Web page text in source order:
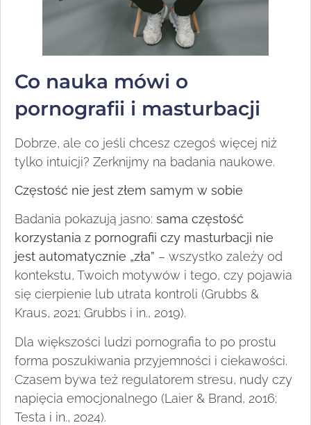
Co nauka mówi o
pornografii i masturbacji
Dobrze, ale co jeśli chcesz czegoś więcej niż
tylko intuicji? Zerknijmy na badania naukowe.
Częstość nie jest złem samym w sobie
Badania pokazują jasno: sama częstość
korzystania z pornografii czy masturbacji nie
jest automatycznie „zła” – wszystko zależy od
kontekstu, Twoich motywów i tego, czy pojawia
się cierpienie lub utrata kontroli (Grubbs &
Kraus, 2021; Grubbs i in., 2019).
Dla większości ludzi pornografia to po prostu
forma poszukiwania przyjemności i ciekawości.
Czasem bywa też regulatorem stresu, nudy czy
napięcia emocjonalnego (Laier & Brand, 2016;
Testa i in., 2024).